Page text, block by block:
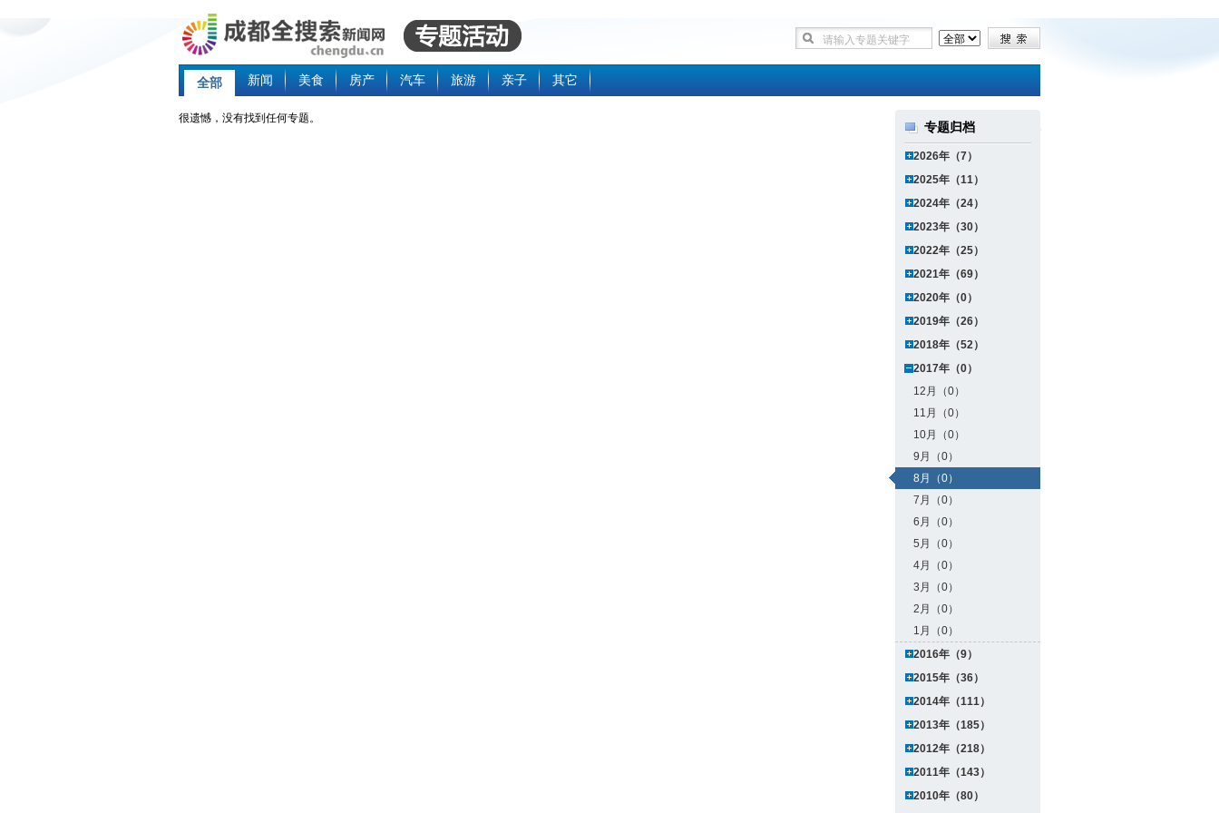
全部 新闻 美食 房产 汽车 旅游 亲子 其它
很遗憾，没有找到任何专题。
专题归档
2026年（7）
2025年（11）
2024年（24）
2023年（30）
2022年（25）
2021年（69）
2020年（0）
2019年（26）
2018年（52）
2017年（0）
12月（0）
11月（0）
10月（0）
9月（0）
8月（0）
7月（0）
6月（0）
5月（0）
4月（0）
3月（0）
2月（0）
1月（0）
2016年（9）
2015年（36）
2014年（111）
2013年（185）
2012年（218）
2011年（143）
2010年（80）